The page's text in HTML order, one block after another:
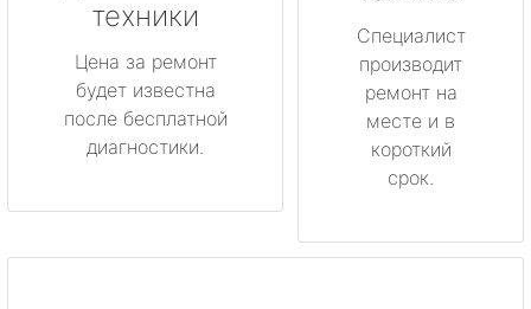
техники
Цена за ремонт
будет известна
после бесплатной
диагностики.
Специалист
производит
ремонт на
месте и в
короткий
срок.